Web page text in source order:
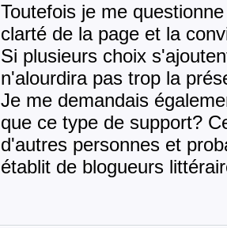
Toutefois je me
clarté de la page et la
Si plusieurs choix
n'alourdira pas trop la
Je me demandais
que ce type de support?
d'autres personnes et
établit de blogueurs